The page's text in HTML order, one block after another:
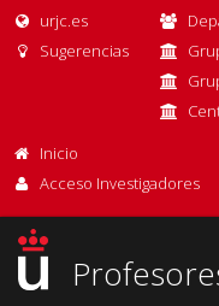
urjc.es
Sugerencias
Inicio
Acceso Investigadores